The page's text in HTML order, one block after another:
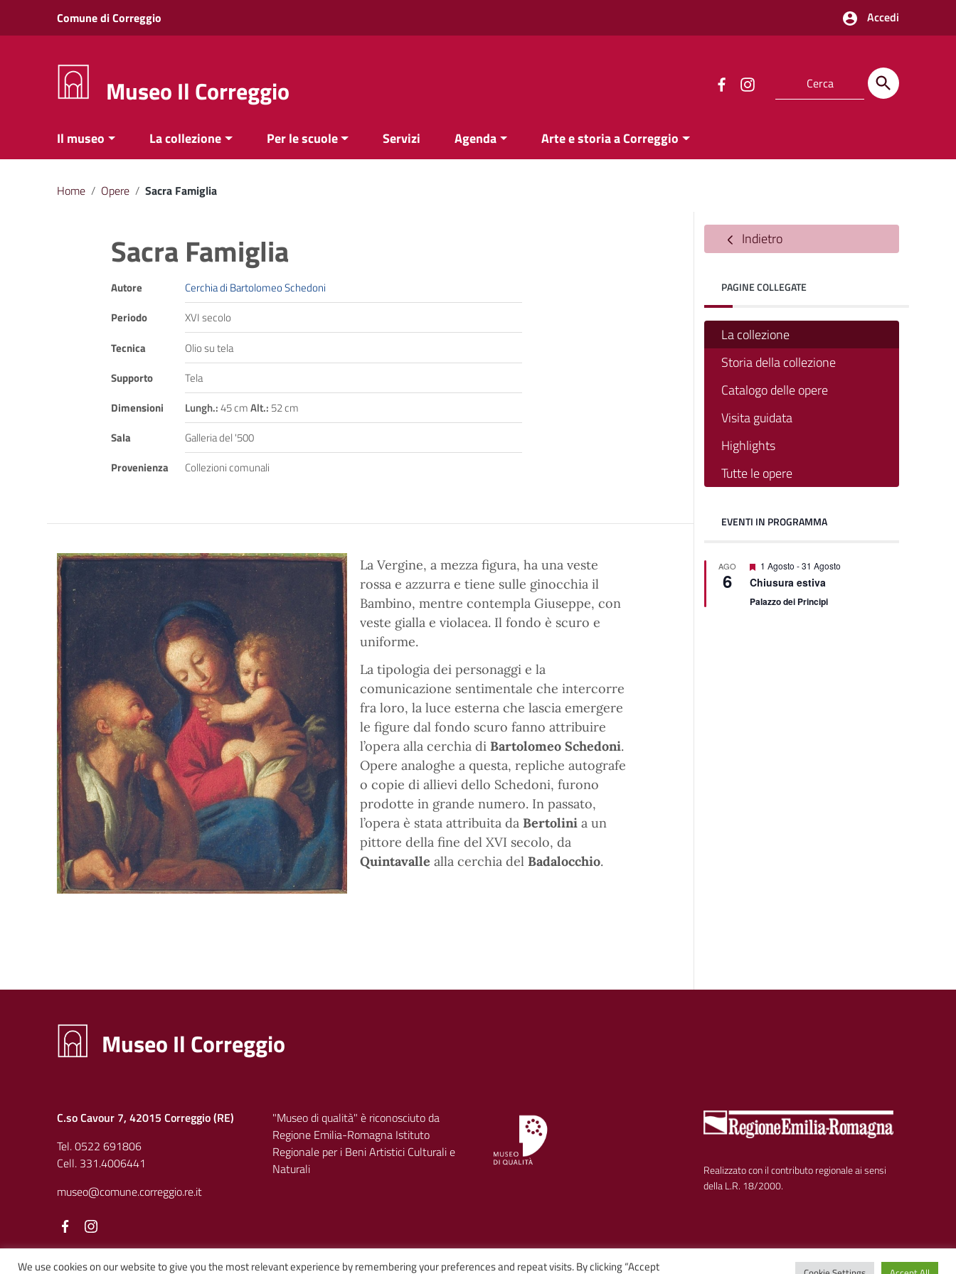
Vai ai contenuti
Vai al menu di navigazione
Comune di Correggio Accedi
Museo Il Correggio
Il museo La collezione Per le scuole Servizi Agenda Arte e storia a Correggio
Home / Opere / Sacra Famiglia
Sacra Famiglia
Autore
Cerchia di Bartolomeo Schedoni
Periodo
XVI secolo
Tecnica
Olio su tela
Supporto
Tela
Dimensioni
Lungh.:45 cmAlt.: 52 cm
Sala
Galleria del '500
Provenienza
Collezioni comunali
La Vergine, a mezza figura, ha una veste
rossa e azzurra e tiene sulle ginocchia il
Bambino, mentre contempla Giuseppe, con
veste gialla e violacea. Il fondo è scuro e
uniforme.
La tipologia dei personaggi e la
comunicazione sentimentale che intercorre
fra loro, la luce esterna che lascia emergere
le figure dal fondo scuro fanno attribuire
l’opera alla cerchia di Bartolomeo Schedoni.
Opere analoghe a questa, repliche autografe
o copie di allievi dello Schedoni, furono
prodotte in grande numero. In passato,
l’opera è stata attribuita da Bertolini a un
pittore della fine del XVI secolo, da
Quintavalle alla cerchia del Badalocchio.
Indietro
PAGINE COLLEGATE
La collezione
Storia della collezione
Catalogo delle opere
Visita guidata
Highlights
Tutte le opere
EVENTI IN PROGRAMMA
AGO
6
Segnalati
1 Agosto -31 Agosto
Chiusura estiva
Palazzo dei Principi
Museo Il Correggio
C.so Cavour 7, 42015 Correggio (RE)
Tel. 0522 691806
Cell. 331.4006441
museo@comune.correggio.re.it
Facebook
"Museo di qualità" è riconosciuto da
Regione Emilia-Romagna Istituto
Regionale per i Beni Artistici Culturali e
Naturali
Realizzato con il contributo regionale ai sensi
della L.R. 18/2000.
We use cookies on our website to give you the most relevant experience by remembering your preferences and repeat visits. By clicking “Accept